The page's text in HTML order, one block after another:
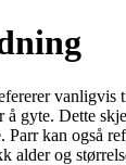
vanligvis
å gyte. Dette
Parr kan også
alder og